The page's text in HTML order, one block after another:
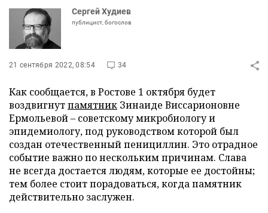
Сергей Худиев
публицист, богослов
21 сентября 2022, 08:54 34
Как сообщается, в Ростове 1 октября будет
воздвигнутпамятник Зинаиде Виссарионовне
Ермольевой – советскому микробиологу и
эпидемиологу, под руководством которой был
создан отечественный пенициллин. Это отрадное
событие важно по нескольким причинам. Слава
не всегда достается людям, которые ее достойны;
тем более стоит порадоваться, когда памятник
действительно заслужен.